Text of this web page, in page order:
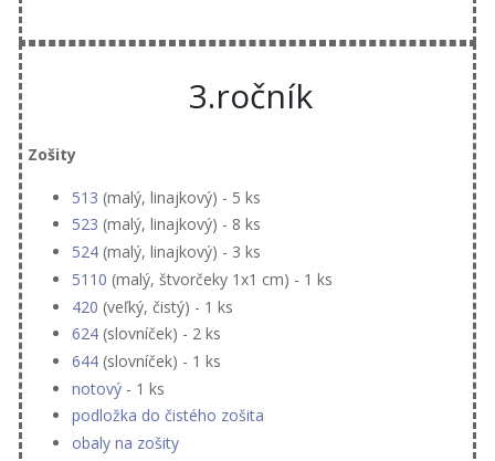
3.ročník
Zošity
513 (malý, linajkový) - 5 ks
523 (malý, linajkový) - 8 ks
524 (malý, linajkový) - 3 ks
5110 (malý, štvorčeky 1x1 cm) - 1 ks
420 (veľký, čistý) - 1 ks
624 (slovníček) - 2 ks
644 (slovníček) - 1 ks
notový - 1 ks
podložka do čistého zošita
obaly na zošity